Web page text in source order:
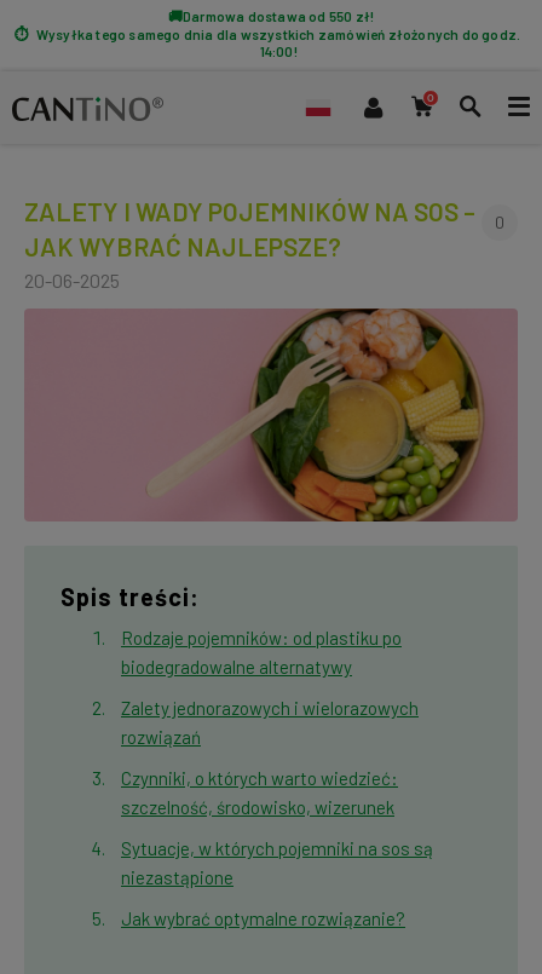
ZALETY I WADY POJEMNIKÓW NA SOS –
JAK WYBRAĆ NAJLEPSZE?
0
20-06-2025
Spis treści:
Rodzaje pojemników: od plastiku po
biodegradowalne alternatywy
Zalety jednorazowych i wielorazowych
rozwiązań
Czynniki, o których warto wiedzieć:
szczelność, środowisko, wizerunek
Sytuacje, w których pojemniki na sos są
niezastąpione
Jak wybrać optymalne rozwiązanie?
Darmowa dostawa od 550 zł!
Wysyłka tego samego dnia dla wszystkich zamówień złożonych do godz.
14:00!